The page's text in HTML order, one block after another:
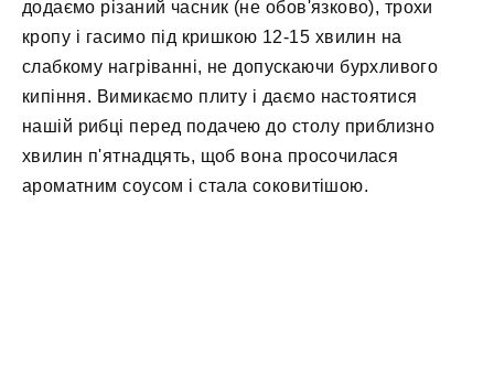
додаємо різаний часник (не обов'язково), трохи
кропу і гасимо під кришкою 12-15 хвилин на
слабкому нагріванні, не допускаючи бурхливого
кипіння. Вимикаємо плиту і даємо настоятися
нашій рибці перед подачею до столу приблизно
хвилин п'ятнадцять, щоб вона просочилася
ароматним соусом і стала соковитішою.